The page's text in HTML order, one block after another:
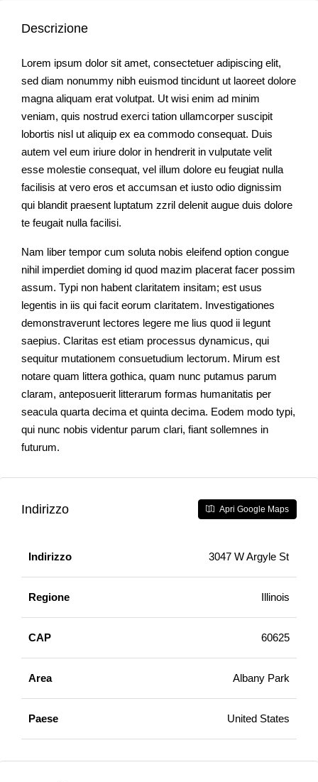
Descrizione
Lorem ipsum dolor sit amet, consectetuer adipiscing elit,
sed diam nonummy nibh euismod tincidunt ut laoreet dolore
magna aliquam erat volutpat. Ut wisi enim ad minim
veniam, quis nostrud exerci tation ullamcorper suscipit
lobortis nisl ut aliquip ex ea commodo consequat. Duis
autem vel eum iriure dolor in hendrerit in vulputate velit
esse molestie consequat, vel illum dolore eu feugiat nulla
facilisis at vero eros et accumsan et iusto odio dignissim
qui blandit praesent luptatum zzril delenit augue duis dolore
te feugait nulla facilisi.
Nam liber tempor cum soluta nobis eleifend option congue
nihil imperdiet doming id quod mazim placerat facer possim
assum. Typi non habent claritatem insitam; est usus
legentis in iis qui facit eorum claritatem. Investigationes
demonstraverunt lectores legere me lius quod ii legunt
saepius. Claritas est etiam processus dynamicus, qui
sequitur mutationem consuetudium lectorum. Mirum est
notare quam littera gothica, quam nunc putamus parum
claram, anteposuerit litterarum formas humanitatis per
seacula quarta decima et quinta decima. Eodem modo typi,
qui nunc nobis videntur parum clari, fiant sollemnes in
futurum.
Indirizzo Apri Google Maps
Indirizzo 3047 W Argyle St
Regione Illinois
CAP 60625
Area Albany Park
Paese United States